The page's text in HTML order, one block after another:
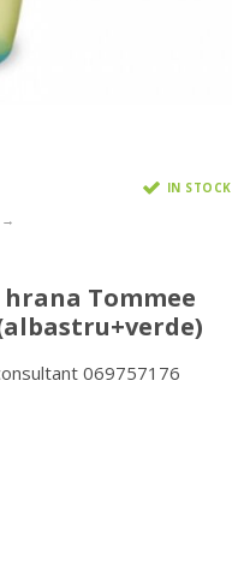
IN STOCK
Tommee
069757176